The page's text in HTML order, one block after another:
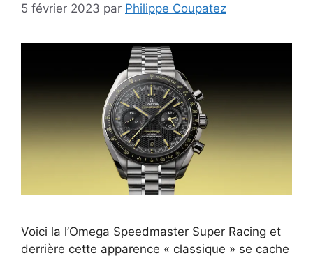
5 février 2023 par Philippe Coupatez
Voici la l’Omega Speedmaster Super Racing et
derrière cette apparence « classique » se cache